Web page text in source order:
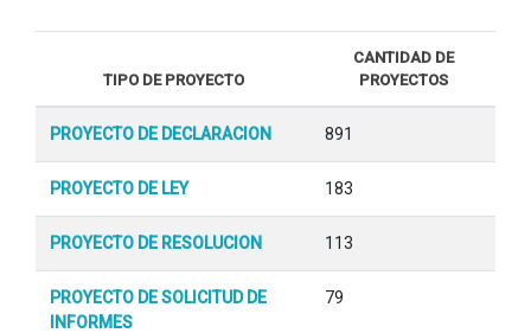
TIPO DE PROYECTO
CANTIDAD DE
PROYECTOS
PROYECTO DE DECLARACION 891
PROYECTO DE LEY 183
PROYECTO DE RESOLUCION 113
PROYECTO DE SOLICITUD DE
INFORMES
79